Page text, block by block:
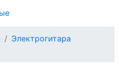
Электрогитара